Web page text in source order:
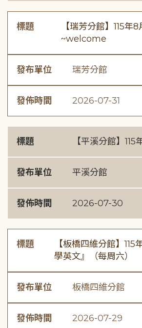
標題
【瑞芳分館】115年
~welcome
發布單位 瑞芳分館
發佈時間 2026-07-31
標題 【平溪分館】
發布單位 平溪分館
發佈時間 2026-07-30
標題
【板橋四維分館】115
學英文』（每周六）
發布單位 板橋四維分館
發佈時間 2026-07-29